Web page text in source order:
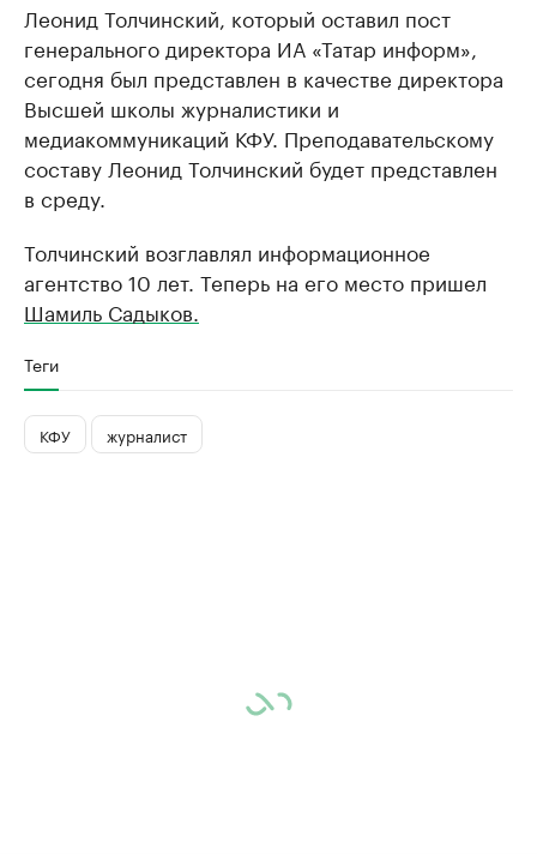
Леонид Толчинский, который оставил пост
генерального директора ИА «Татар информ»,
сегодня был представлен в качестве директора
Высшей школы журналистики и
медиакоммуникаций КФУ. Преподавательскому
составу Леонид Толчинский будет представлен
в среду.
Толчинский возглавлял информационное
агентство 10 лет. Теперь на его место пришел
Шамиль Садыков.
Теги
КФУ журналист